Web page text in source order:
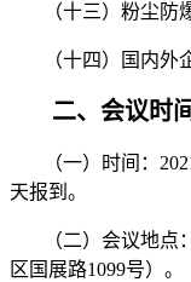
（十三）粉尘防爆
（十四）国内外企
二、会议时
（一）时间：2021
天报到。
（二）会议地点：
区国展路1099号）。